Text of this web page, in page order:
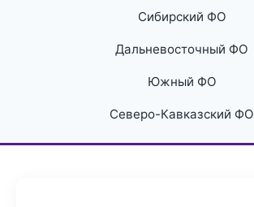
Сибирский ФО
Дальневосточный ФО
Южный ФО
Северо-Кавказский ФО